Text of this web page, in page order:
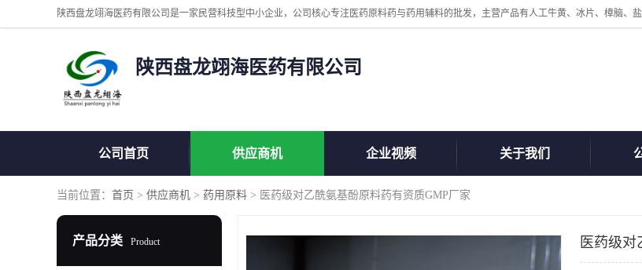
陕西盘龙翊海医药有限公司
公司首页 供应商机 企业视频 关于我们
当前位置： 首页 > 供应商机 > 药用原料 > 医药级对乙酰氨基酚原料药有资质GMP厂家
产品分类 Product 医药级对